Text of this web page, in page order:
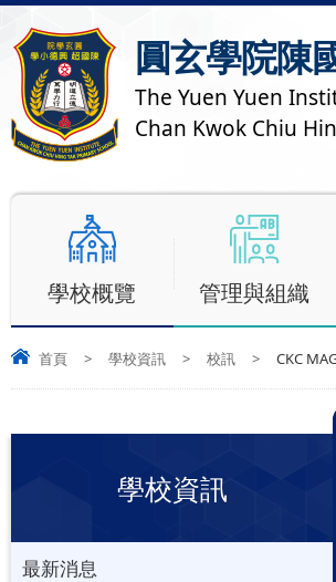
圓玄學院陳
The Yuen Yuen
Chan Kwok Chiu
學校概覽 管理與組織
首頁 > 學校資訊 > 校訊 > CKC
學校資訊
最新消息